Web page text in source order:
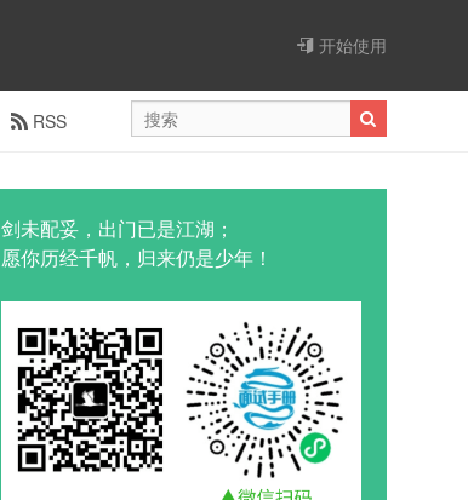
开始使用
RSS
剑未配妥，出门已是江湖；
愿你历经千帆，归来仍是少年！